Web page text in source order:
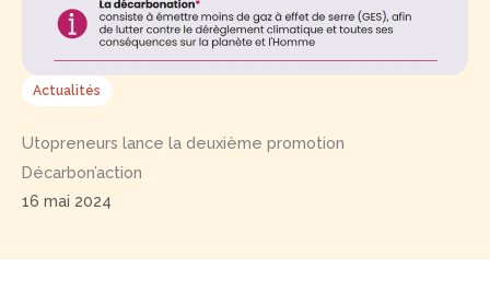
Actualités
Utopreneurs lance la deuxième promotion
Décarbon’action
16 mai 2024